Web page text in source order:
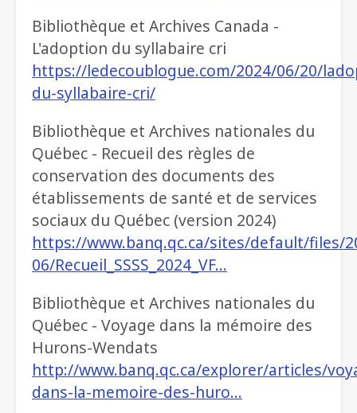
Bibliothèque et Archives Canada -
L'adoption du syllabaire cri
https://ledecoublogue.com/2024/06/20/
du-syllabaire-cri/
Bibliothèque et Archives nationales du
Québec - Recueil des règles de
conservation des documents des
établissements de santé et de services
sociaux du Québec (version 2024)
https://www.banq.qc.ca/sites/default/files/
06/Recueil_SSSS_2024_VF…
Bibliothèque et Archives nationales du
Québec - Voyage dans la mémoire des
Hurons-Wendats
http://www.banq.qc.ca/explorer/articles/
dans-la-memoire-des-huro…